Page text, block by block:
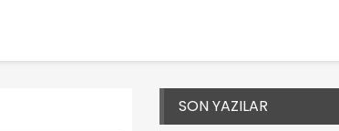
SON YAZILAR